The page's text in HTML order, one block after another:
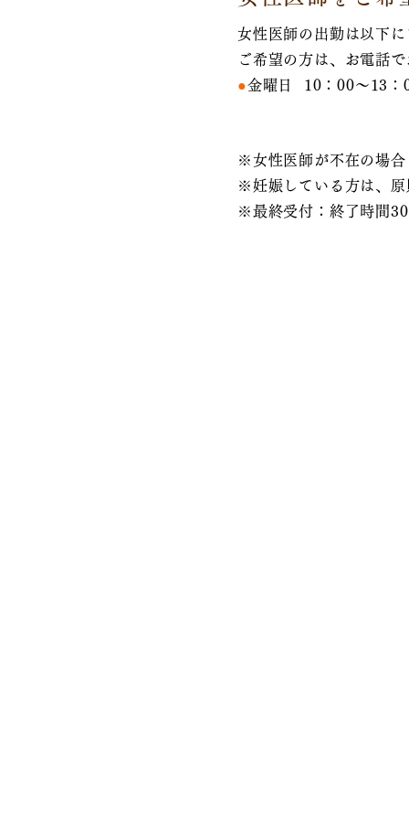
女性医師の出勤は以下
ご希望の方は、お電話
●金曜日 10：00～13
※女性医師が不在の場合
※妊娠している方は、
※最終受付：終了時間